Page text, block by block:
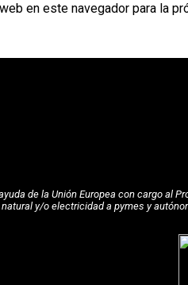
en este navegador para la
de la Unión Europea con cargo al
y/o electricidad a pymes y